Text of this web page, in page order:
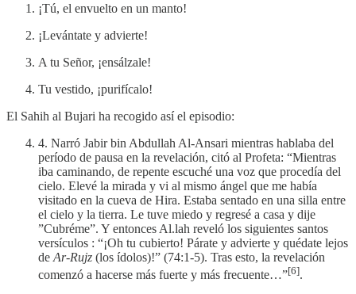
¡Tú, el envuelto en un manto!
¡Levántate y advierte!
A tu Señor, ¡ensálzale!
Tu vestido, ¡purifícalo!
El Sahih al Bujari ha recogido así el episodio:
4. Narró Jabir bin Abdullah Al-Ansari mientras hablaba del
período de pausa en la revelación, citó al Profeta: “Mientras
iba caminando, de repente escuché una voz que procedía del
cielo. Elevé la mirada y vi al mismo ángel que me había
visitado en la cueva de Hira. Estaba sentado en una silla entre
el cielo y la tierra. Le tuve miedo y regresé a casa y dije
”Cubréme”. Y entonces Al.lah reveló los siguientes santos
versículos : “¡Oh tu cubierto! Párate y advierte y quédate lejos
de Ar-Rujz (los ídolos)!” (74:1-5). Tras esto, la revelación
comenzó a hacerse más fuerte y más frecuente…”[6].